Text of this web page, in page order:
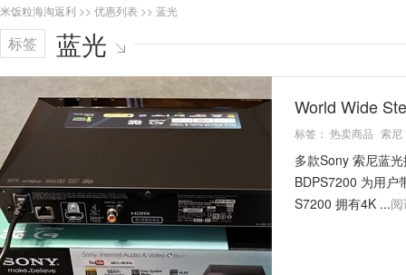
米饭粒海淘返利 >> 优惠列表 >> 蓝光
标签 蓝光
World Wide
标签： 热卖商品 索尼
多款Sony 索尼蓝
BDPS7200 为用户
S7200 拥有4K ...